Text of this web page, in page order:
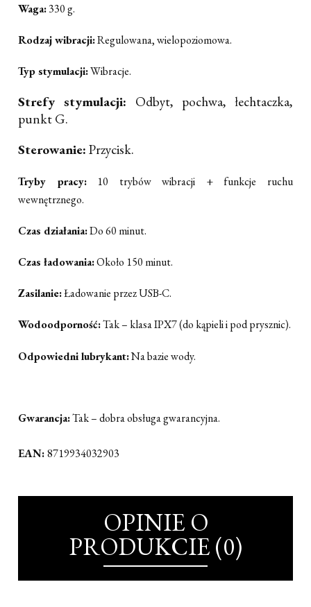
Waga:330 g.
Rodzaj wibracji:Regulowana, wielopoziomowa.
Typ stymulacji:Wibracje.
Strefy stymulacji: Odbyt, pochwa, łechtaczka,
punkt G.
Sterowanie: Przycisk.
Tryby pracy:10 trybów wibracji + funkcje ruchu
wewnętrznego.
Czas działania:Do 60 minut.
Czas ładowania:Około 150 minut.
Zasilanie:Ładowanie przez USB-C.
Wodoodporność:Tak – klasa IPX7 (do kąpieli i pod prysznic).
Odpowiedni lubrykant:Na bazie wody.
Gwarancja:Tak – dobra obsługa gwarancyjna.
EAN:8719934032903
OPINIE O
PRODUKCIE (0)